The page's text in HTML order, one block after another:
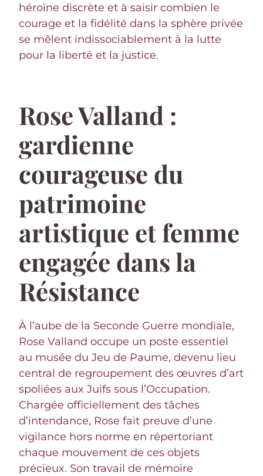
héroïne discrète et à saisir combien le
courage et la fidélité dans la sphère privée
se mêlent indissociablement à la lutte
pour la liberté et la justice.
Rose Valland :
gardienne
courageuse du
patrimoine
artistique et femme
engagée dans la
Résistance
À l’aube de la Seconde Guerre mondiale,
Rose Valland occupe un poste essentiel
au musée du Jeu de Paume, devenu lieu
central de regroupement des œuvres d’art
spoliées aux Juifs sous l’Occupation.
Chargée officiellement des tâches
d’intendance, Rose fait preuve d’une
vigilance hors norme en répertoriant
chaque mouvement de ces objets
précieux. Son travail de mémoire